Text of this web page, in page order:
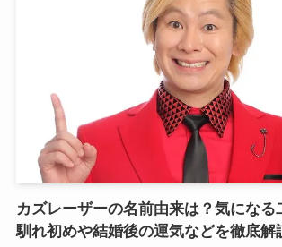
カズレーザーの名前由来は？気になる
馴れ初めや結婚後の運気などを徹底解